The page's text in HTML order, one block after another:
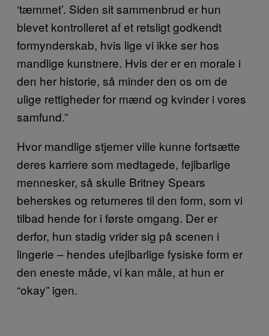
‘tæmmet’. Siden sit sammenbrud er hun
blevet kontrolleret af et retsligt godkendt
formynderskab, hvis lige vi ikke ser hos
mandlige kunstnere. Hvis der er en morale i
den her historie, så minder den os om de
ulige rettigheder for mænd og kvinder i vores
samfund.”
Hvor mandlige stjerner ville kunne fortsætte
deres karriere som medtagede, fejlbarlige
mennesker, så skulle Britney Spears
beherskes og returneres til den form, som vi
tilbad hende for i første omgang. Der er
derfor, hun stadig vrider sig på scenen i
lingerie – hendes ufejlbarlige fysiske form er
den eneste måde, vi kan måle, at hun er
“okay” igen.